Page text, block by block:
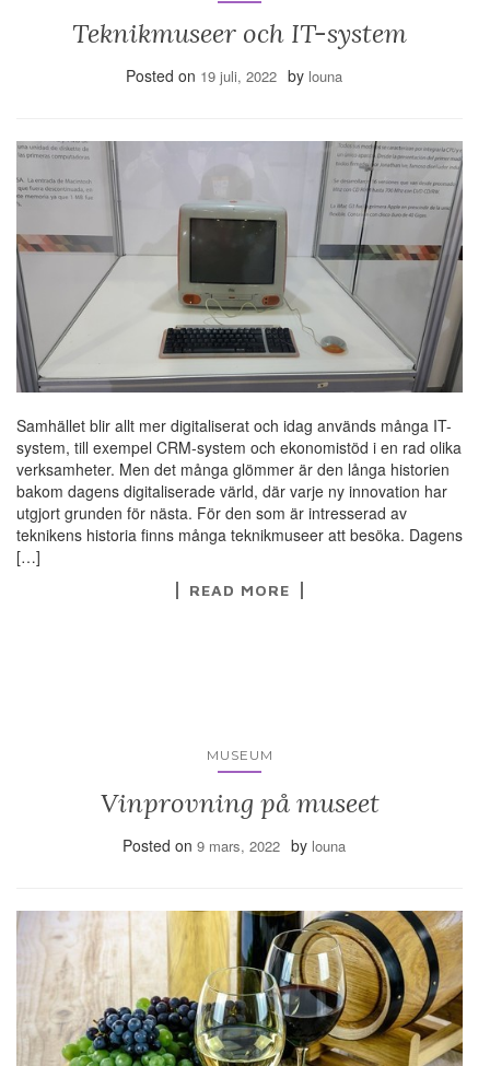
Teknikmuseer och IT-system
Posted on 19 juli, 2022 by louna
Samhället blir allt mer digitaliserat och idag används många IT-
system, till exempel CRM-system och ekonomistöd i en rad olika
verksamheter. Men det många glömmer är den långa historien
bakom dagens digitaliserade värld, där varje ny innovation har
utgjort grunden för nästa. För den som är intresserad av
teknikens historia finns många teknikmuseer att besöka. Dagens
[…]
READ MORE
MUSEUM
Vinprovning på museet
Posted on 9 mars, 2022 by louna